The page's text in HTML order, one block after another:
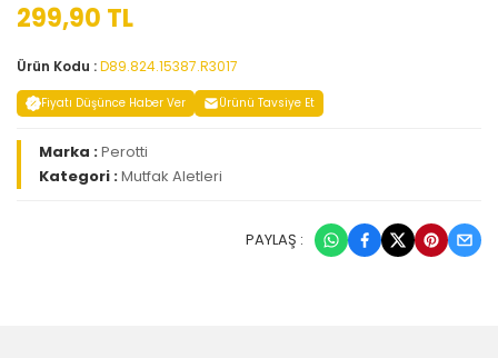
299,90 TL
Ürün Kodu :D89.824.15387.R3017
Fiyatı Düşünce Haber Ver Ürünü Tavsiye Et
Marka :Perotti
Kategori :Mutfak Aletleri
PAYLAŞ :